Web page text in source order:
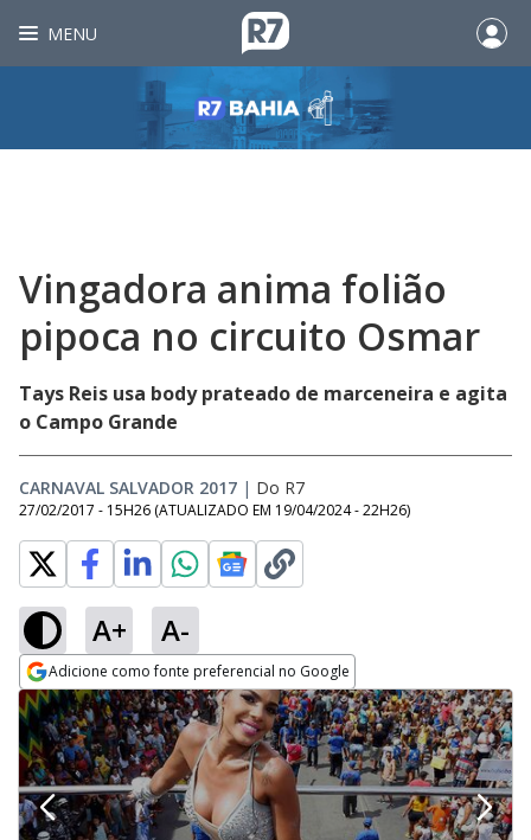
MENU
Vingadora anima folião
pipoca no circuito Osmar
Tays Reis usa body prateado de marceneira e agita
o Campo Grande
CARNAVAL SALVADOR 2017 | Do R7
27/02/2017 - 15H26 (ATUALIZADO EM 19/04/2024 - 22H26)
A+ A-
Adicione como fonte preferencial no Google
Opens in new window